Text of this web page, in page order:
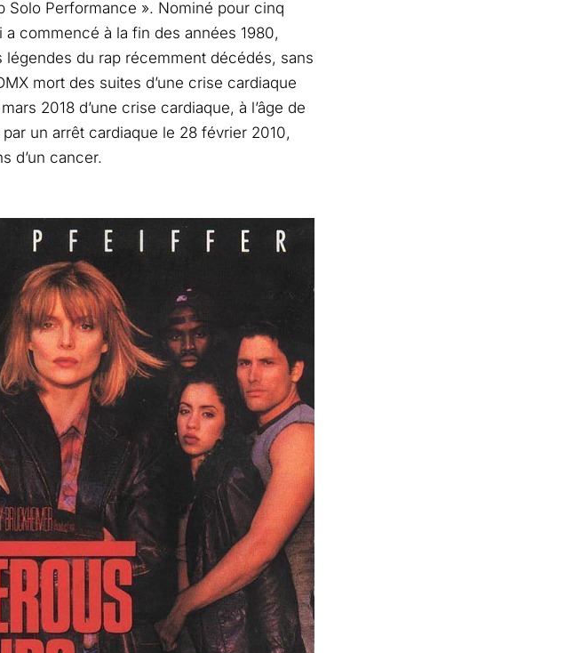
Solo Performance ». Nominé pour cinq
commencé à la fin des années 1980,
du rap récemment décédés, sans
mort des suites d’une crise cardiaque
2018 d’une crise cardiaque, à l’âge de
un arrêt cardiaque le 28 février 2010,
d’un cancer.